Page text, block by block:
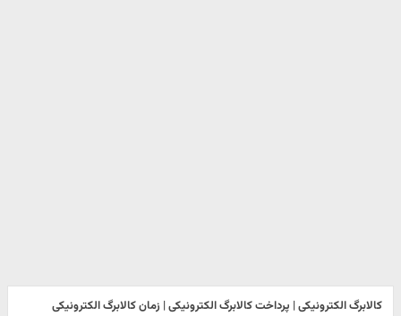
کالابرگ الکترونیکی | پرداخت کالابرگ الکترونیکی | زمان کالابرگ الکترونیکی